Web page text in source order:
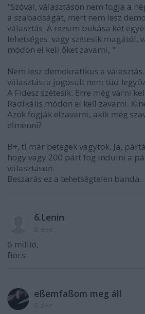
"Szóval, választáson nem fogja a
a szabadságát, mert nem lesz
választás. A rezsim bukása két
lehetséges: vagy szétesik magától,
módon el kell őket zavarni, "
Nem lesz demokratikus a
választásra jogosult nem tud
A Fidesz szétesik. Erre még várni
Radikális módon el kell zavarni.
Azok fogják elzavarni, akik még
elmenni?
B+, ti már betegek vagytok. Ja,
hogy vagy 200 párt fog indulni a
választáson.
Beszarás ez a tehetségtelen banda.
6.Lenin
6 millió,
Bocs
eßemfaßom meg áll